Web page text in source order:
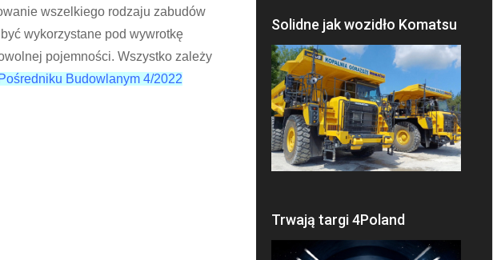
wszelkiego rodzaju zabudów
wykorzystane pod wywrotkę
pojemności. Wszystko zależy
Pośredniku Budowlanym 4/2022
Solidne jak wozidło Komatsu
Trwają targi 4Poland